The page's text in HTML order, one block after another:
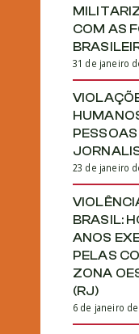
COM AS
31 de janeiro
23 de janeiro
BRASIL:
ANOS
PELAS
ZONA
(RJ)
6 de janeiro de